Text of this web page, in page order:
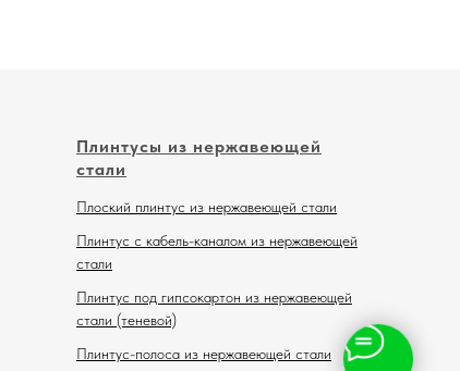
Плинтусы из нержавеющей
стали
Плоский плинтус из нержавеющей стали
Плинтус с кабель-каналом из нержавеющей
стали
Плинтус под гипсокартон из нержавеющей
стали (теневой)
Плинтус-полоса из нержавеющей стали